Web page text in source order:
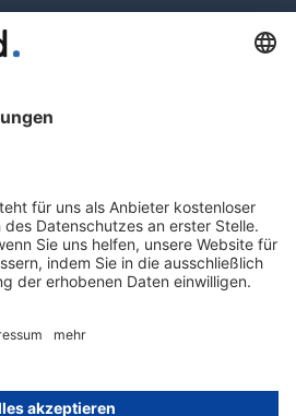
Ratgeber und Artikel
Wichtige Gesetze als Volltext
Gruppe
activeMind.ch (Schweiz)